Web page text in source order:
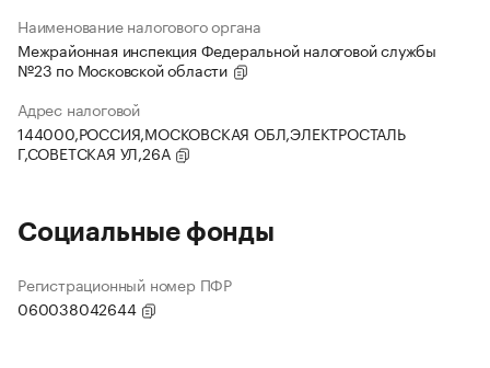
Наименование налогового органа
Межрайонная инспекция Федеральной налоговой службы
№23 по Московской области
Адрес налоговой
144000,РОССИЯ,МОСКОВСКАЯ ОБЛ,ЭЛЕКТРОСТАЛЬ
Г,СОВЕТСКАЯ УЛ,26А
Социальные фонды
Регистрационный номер ПФР
060038042644